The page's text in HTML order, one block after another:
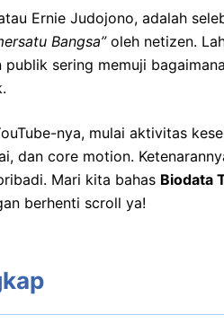
Ernie Judojono, adalah
Bangsa”oleh netizen.
publik sering memuji
nya, mulai aktivitas
dan core motion.
Mari kita bahas Biodata
berhenti scroll ya!